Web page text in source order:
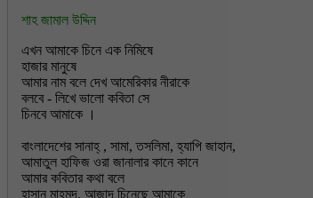
শাহ জামাল উদ্দিন
এখন আমাকে চিনে এক নিমিষে
হাজার মানুষে
আমার নাম বলে দেখ আমেরিকার নীরাকে
বলবে - লিখে ভালো কবিতা সে
চিনবে আমাকে ।
বাংলাদেশের সানাহ্ , সামা, তসলিমা, হ্যাপি জাহান,
আমাতুল হাফিজ ওরা জানালার কানে কানে
আমার কবিতার কথা বলে
হাসান মাহমুদ, আজাদ চিনেছে আমাকে